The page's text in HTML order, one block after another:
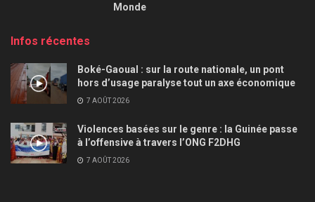
Monde
Infos récentes
Boké-Gaoual : sur la route nationale, un pont
hors d’usage paralyse tout un axe économique
7 AOÛT 2026
Violences basées sur le genre : la Guinée passe
à l’offensive à travers l’ONG F2DHG
7 AOÛT 2026